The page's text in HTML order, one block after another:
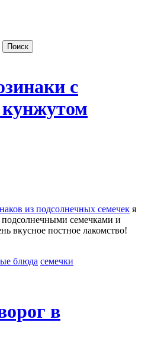
Поиск
с
из подсолнечных семечек я
подсолнечными семечками и
вкусное постное лакомство!
блюда семечки
в